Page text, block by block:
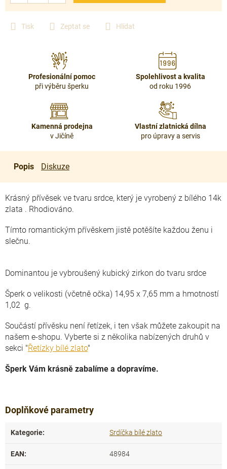
Tisk Zeptat se Hlídat
Profesionální pomoc
při výběru šperku
Spolehlivost a kvalita
od roku 1996
Kamenná prodejna
v Jičíně
Vlastní zlatnická dílna
pro úpravy a servis
Popis Diskuze
Krásný přívěsek ve tvaru srdce, který je vyrobený z bílého 14k
zlata . Rhodiováno.
Tímto romantickým přívěskem jistě potěšíte každou ženu i
slečnu.
Dominantou je vybroušený kubický zirkon do tvaru srdce
Šperk o velikosti (včetně očka) 14,95 x 7,65 mm a hmotností
1,02 g.
Součástí přívěsku není řetízek, i ten však můžete zakoupit na
našem e-shopu. Vyberte si z několika nabízených druhů v
sekci "Řetízky bílé zlato"
Šperk Vám krásně zabalíme a dopravíme.
Doplňkové parametry
Kategorie: Srdíčka bílé zlato
EAN: 48984